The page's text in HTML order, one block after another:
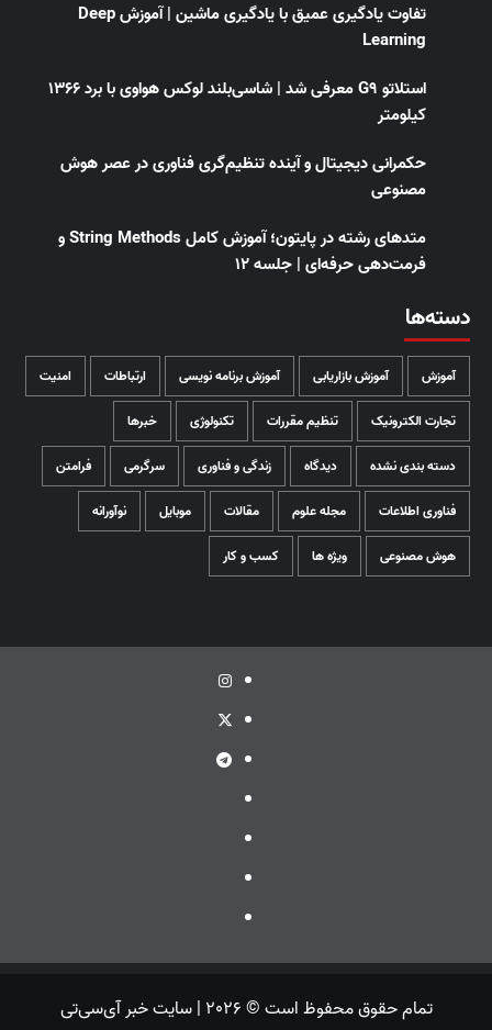
تفاوت یادگیری عمیق با یادگیری ماشین | آموزش Deep
Learning
استلاتو G9 معرفی شد | شاسی‌بلند لوکس هواوی با برد ۱۳۶۶
کیلومتر
حکمرانی دیجیتال و آینده تنظیم‌گری فناوری در عصر هوش
مصنوعی
متدهای رشته در پایتون؛ آموزش کامل String Methods و
فرمت‌دهی حرفه‌ای | جلسه ۱۲
دسته‌ها
آموزش آموزش بازاریابی آموزش برنامه نویسی ارتباطات امنیت
تجارت الکترونیک تنظیم مقررات تکنولوژی خبرها
دسته بندی نشده دیدگاه زندگی و فناوری سرگرمی فرامتن
فناوری اطلاعات مجله علوم مقالات موبایل نوآورانه
هوش مصنوعی ویژه ها کسب و کار
اینستاگرام
توئیتر
تلگرام
تمام حقوق محفوظ است © 2026 | سایت خبر آی‌سی‌تی